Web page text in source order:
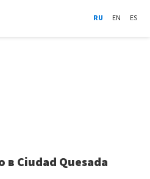
RU EN ES
в Ciudad Quesada